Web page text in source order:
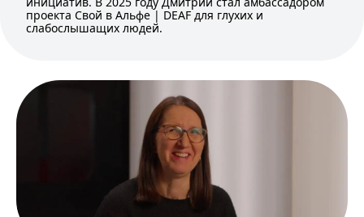
проекта Свой в Альфе | DEAF для глухих и
слабослышащих людей.